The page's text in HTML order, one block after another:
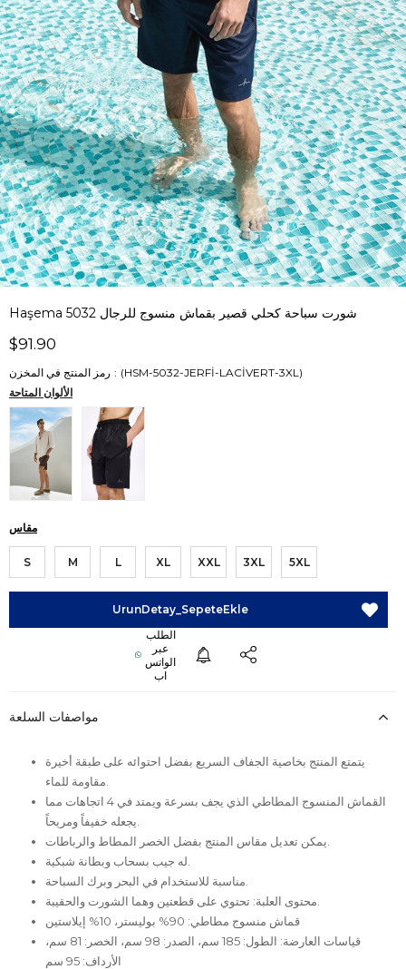
Haşema شورت سباحة كحلي قصير بقماش منسوج للرجال 5032
$91.90
رمز المنتج في المخزن
(HSM-5032-JERFİ-LACİVERT-3XL)
الألوان المتاحة
مقاس
S M L XL XXL 3XL 5XL
مواصفات السلعة
يتمتع المنتج بخاصية الجفاف السريع بفضل احتوائه على طبقة أخيرة
القماش المنسوج المطاطي الذي يجف بسرعة ويمتد في 4 اتجاهات مما
قماش منسوج مطاطي: 90% بوليستر، 10% إيلاستين
قياسات العارضة: الطول: 185 سم، الصدر: 98 سم، الخصر: 81 سم،
الأرداف: 95 سم